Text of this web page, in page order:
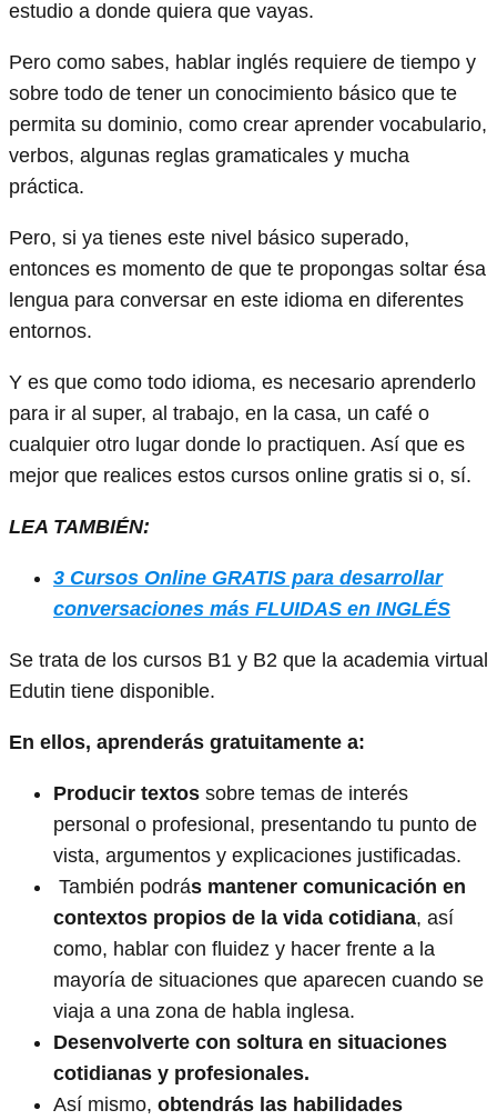
estudio a donde quiera que vayas.
Pero como sabes, hablar inglés requiere de tiempo y
sobre todo de tener un conocimiento básico que te
permita su dominio, como crear aprender vocabulario,
verbos, algunas reglas gramaticales y mucha
práctica.
Pero, si ya tienes este nivel básico superado,
entonces es momento de que te propongas soltar ésa
lengua para conversar en este idioma en diferentes
entornos.
Y es que como todo idioma, es necesario aprenderlo
para ir al super, al trabajo, en la casa, un café o
cualquier otro lugar donde lo practiquen. Así que es
mejor que realices estos cursos online gratis si o, sí.
LEA TAMBIÉN:
3 Cursos Online GRATIS para desarrollar
conversaciones más FLUIDAS en INGLÉS
Se trata de los cursos B1 y B2 que la academia virtual
Edutin tiene disponible.
En ellos, aprenderás gratuitamente a:
Producir textos sobre temas de interés
personal o profesional, presentando tu punto de
vista, argumentos y explicaciones justificadas.
También podrás mantener comunicación en
contextos propios de la vida cotidiana, así
como, hablar con fluidez y hacer frente a la
mayoría de situaciones que aparecen cuando se
viaja a una zona de habla inglesa.
Desenvolverte con soltura en situaciones
cotidianas y profesionales.
Así mismo, obtendrás las habilidades